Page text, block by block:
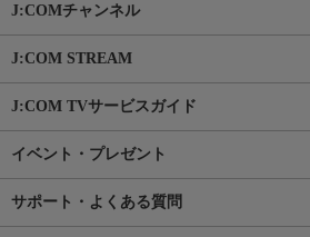
J:COMチャンネル
J:COM STREAM
J:COM TVサービスガイド
イベント・プレゼント
サポート・よくある質問